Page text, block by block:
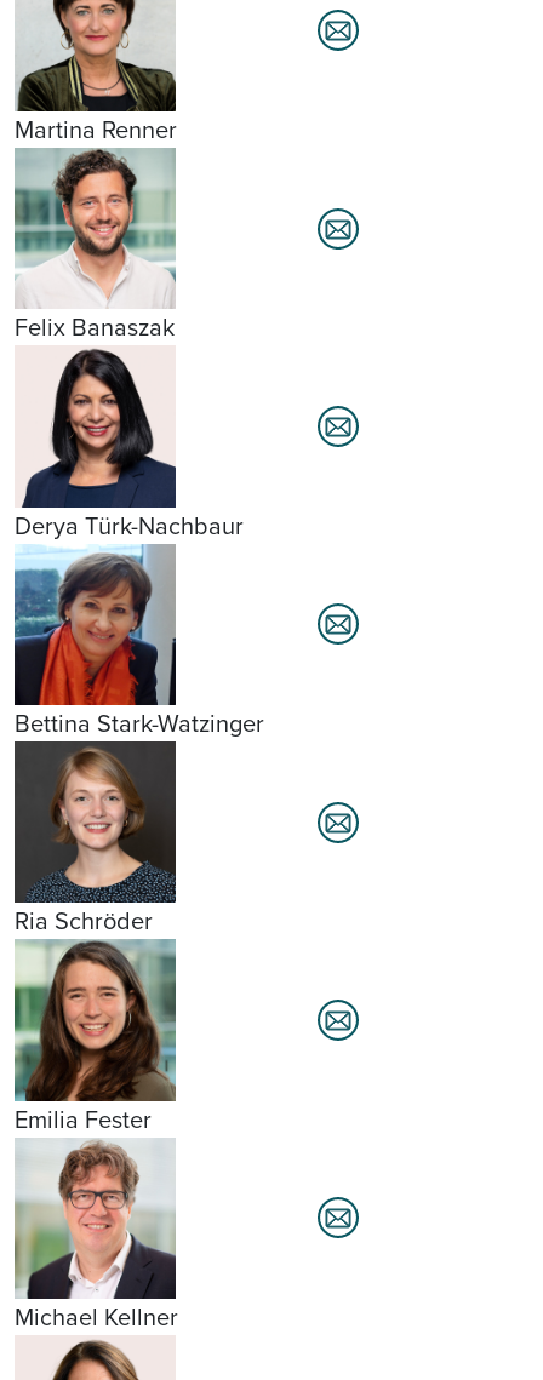
Martina Renner
Felix Banaszak
Derya Türk-Nachbaur
Bettina Stark-Watzinger
Ria Schröder
Emilia Fester
Michael Kellner